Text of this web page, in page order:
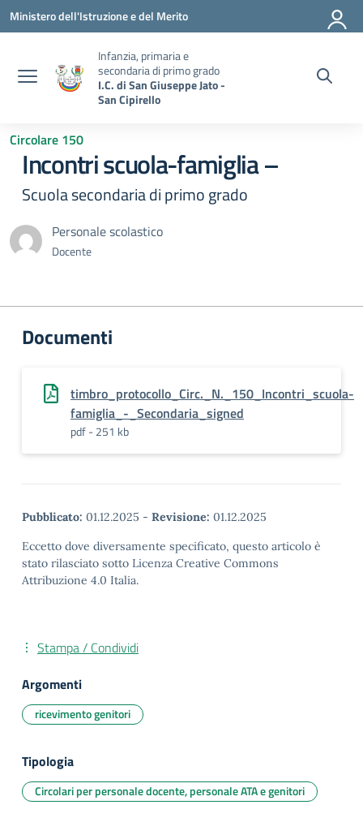
Vai ai contenuti
Vai al menu di navigazione
Vai al footer
Ministero dell'Istruzione e del Merito
Infanzia, primaria e
secondaria di primo grado
I.C. di San Giuseppe Jato -
San Cipirello
Circolare 150
Incontri scuola-famiglia –
Scuola secondaria di primo grado
Personale scolastico
Docente
Documenti
timbro_protocollo_Circ._N._150_Incontri_scuola-
famiglia_-_Secondaria_signed
pdf - 251 kb
Pubblicato: 01.12.2025 - Revisione: 01.12.2025
Eccetto dove diversamente specificato, questo articolo è
stato rilasciato sotto Licenza Creative Commons
Attribuzione 4.0 Italia.
Stampa / Condividi
Argomenti
ricevimento genitori
Tipologia
Circolari per personale docente, personale ATA e genitori